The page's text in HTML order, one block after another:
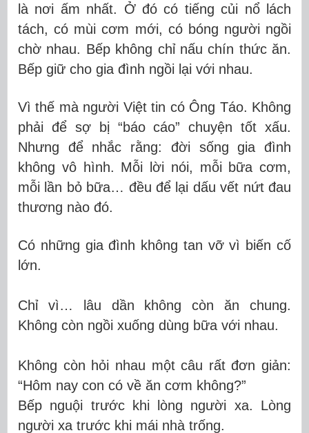
là nơi ấm nhất. Ở đó có tiếng củi nổ lách
tách, có mùi cơm mới, có bóng người ngồi
chờ nhau. Bếp không chỉ nấu chín thức ăn.
Bếp giữ cho gia đình ngồi lại với nhau.
Vì thế mà người Việt tin có Ông Táo. Không
phải để sợ bị “báo cáo” chuyện tốt xấu.
Nhưng để nhắc rằng: đời sống gia đình
không vô hình. Mỗi lời nói, mỗi bữa cơm,
mỗi lần bỏ bữa… đều để lại dấu vết nứt đau
thương nào đó.
Có những gia đình không tan vỡ vì biến cố
lớn.
Chỉ vì… lâu dần không còn ăn chung.
Không còn ngồi xuống dùng bữa với nhau.
Không còn hỏi nhau một câu rất đơn giản:
“Hôm nay con có về ăn cơm không?”
Bếp nguội trước khi lòng người xa. Lòng
người xa trước khi mái nhà trống.